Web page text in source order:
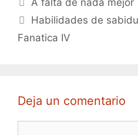
Habilidades de
Fanatica IV
Deja un comentario